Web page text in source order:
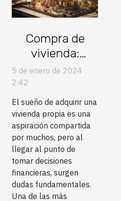
Compra de
vivienda:
¿Hipoteca fija o
5 de enero de 2024
2:42
El sueño de adquirir una
vivienda propia es una
aspiración compartida
por muchos, pero al
llegar al punto de
tomar decisiones
financieras, surgen
dudas fundamentales.
Una de las más